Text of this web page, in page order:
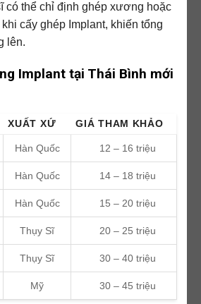
có thể chỉ định ghép xương hoặc
cấy ghép Implant, khiến tổng
lên.
Implant tại Thái Bình mới
XUẤT XỨ GIÁ THAM KHẢO
Hàn Quốc 12 – 16 triệu
Hàn Quốc 14 – 18 triệu
Hàn Quốc 15 – 20 triệu
Thụy Sĩ 20 – 25 triệu
Thụy Sĩ 30 – 40 triệu
Mỹ 30 – 45 triệu